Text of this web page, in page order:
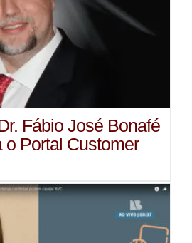
Fábio José Bonafé
o Portal Customer